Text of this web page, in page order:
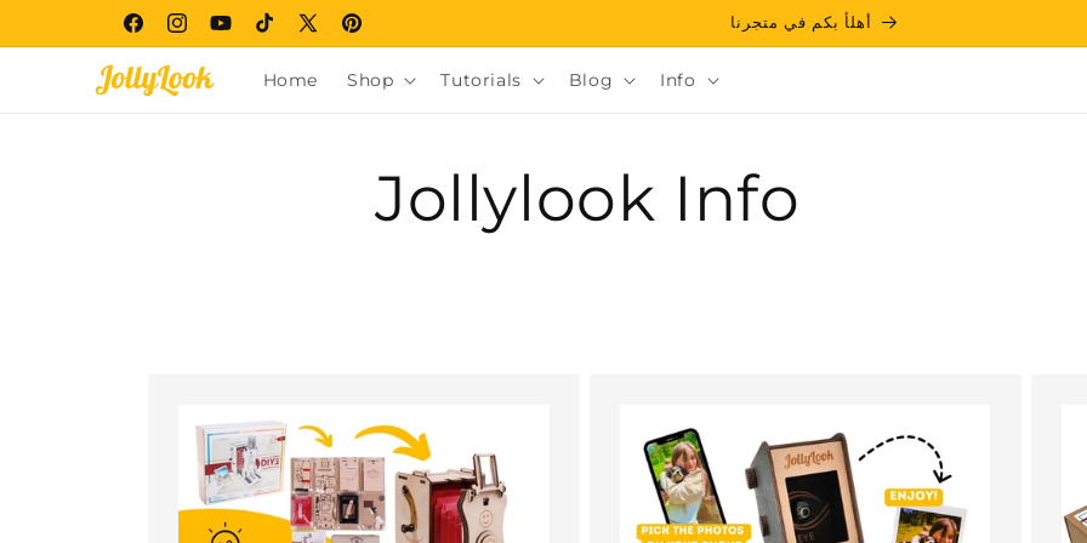
FacebookInstagram
YouTubeTikTok
X
Pinterest
أهلأ بكم في متجرنا
Home Shop Tutorials Blog Info
Jollylook Info